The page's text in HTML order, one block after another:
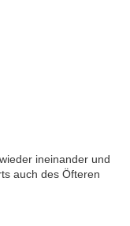
ineinander und
auch des Öfteren